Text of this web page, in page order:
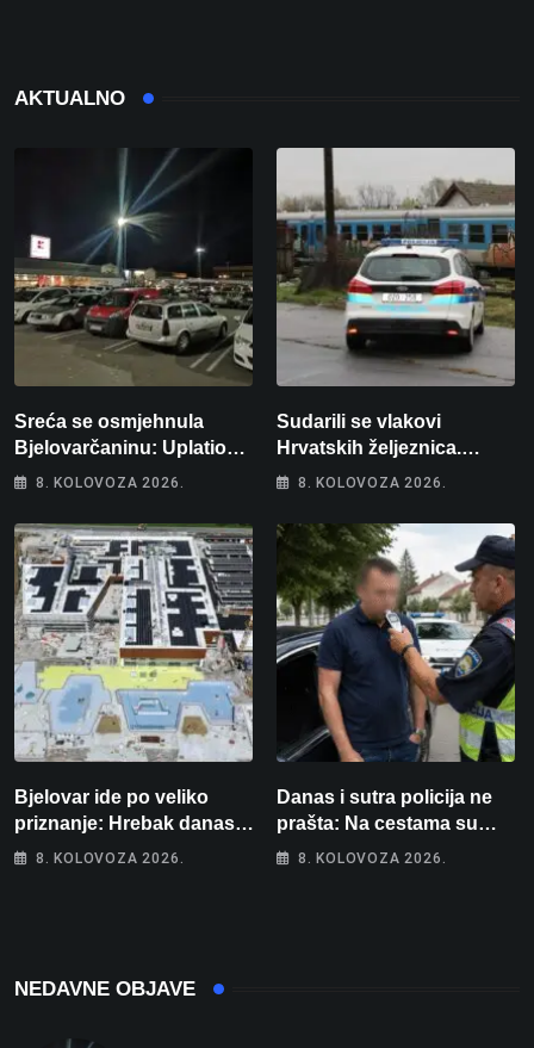
AKTUALNO
Sreća se osmjehnula
Bjelovarčaninu: Uplatio
samo 4 eura, a osvojio
8. KOLOVOZA 2026.
Sudarili se vlakovi
Hrvatskih željeznica.
Šestero osoba teško
intenzivnoj
8. KOLOVOZA 2026.
Bjelovar ide po veliko
priznanje: Hrebak danas u
Parizu predstavlja
8. KOLOVOZA 2026.
Danas i sutra policija ne
prašta: Na cestama su
posebno na meti ovi
8. KOLOVOZA 2026.
NEDAVNE OBJAVE